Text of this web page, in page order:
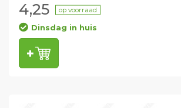
4,25 op voorraad
Dinsdag in huis